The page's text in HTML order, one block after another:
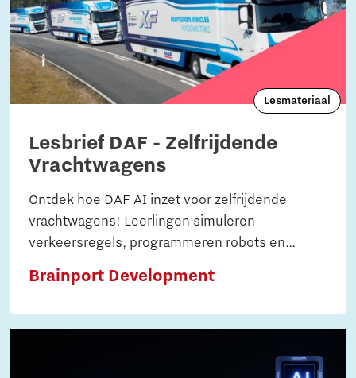
Lesmateriaal
Lesbrief DAF - Zelfrijdende
Vrachtwagens
Ontdek hoe DAF AI inzet voor zelfrijdende
vrachtwagens! Leerlingen simuleren
verkeersregels, programmeren robots en
analyseren AI-toepassingen. Ideaal voor
techniek, natuurkunde en informatica.
Brainport Development